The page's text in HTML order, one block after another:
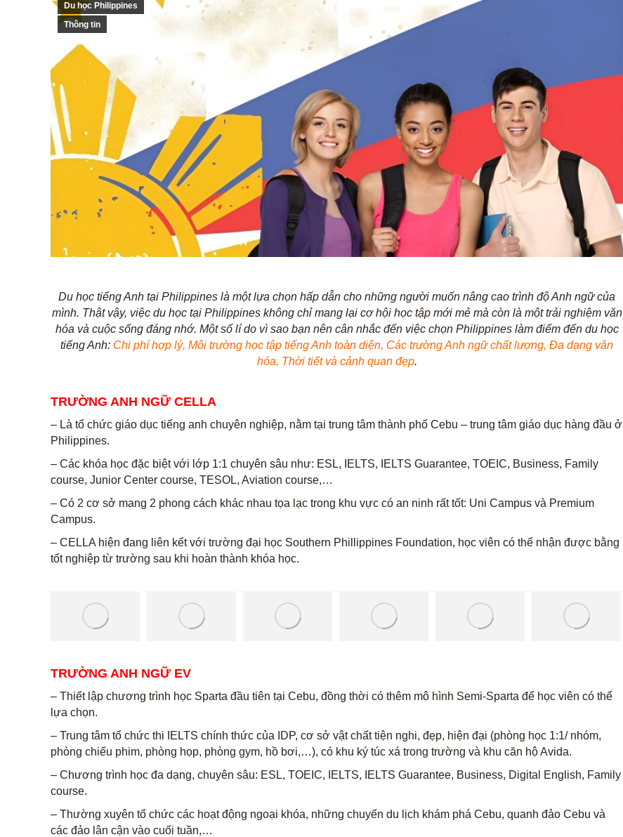
Du học Philippines
Thông tin
Du học tiếng Anh tại Philippines là một lựa chọn hấp dẫn cho những người muốn nâng cao trình độ Anh ngữ của
mình. Thật vậy, việc du học tại Philippines không chỉ mang lại cơ hội học tập mới mẻ mà còn là một trải nghiệm văn
hóa và cuộc sống đáng nhớ. Một số lí do vì sao bạn nên cân nhắc đến việc chọn Philippines làm điểm đến du học
tiếng Anh: Chi phí hợp lý, Môi trường học tập tiếng Anh toàn diện, Các trường Anh ngữ chất lượng, Đa dạng văn
hóa, Thời tiết và cảnh quan đẹp.
TRƯỜNG ANH NGỮ CELLA
– Là tổ chức giáo dục tiếng anh chuyên nghiệp, nằm tại trung tâm thành phố Cebu – trung tâm giáo dục hàng đầu ở
Philippines.
– Các khóa học đặc biệt với lớp 1:1 chuyên sâu như: ESL, IELTS, IELTS Guarantee, TOEIC, Business, Family
course, Junior Center course, TESOL, Aviation course,…
– Có 2 cơ sở mang 2 phong cách khác nhau tọa lạc trong khu vực có an ninh rất tốt: Uni Campus và Premium
Campus.
– CELLA hiện đang liên kết với trường đại học Southern Phillippines Foundation, học viên có thể nhận được bằng
tốt nghiệp từ trường sau khi hoàn thành khóa học.
TRƯỜNG ANH NGỮ EV
– Thiết lập chương trình học Sparta đầu tiên tại Cebu, đồng thời có thêm mô hình Semi-Sparta để học viên có thể
lựa chọn.
– Trung tâm tổ chức thi IELTS chính thức của IDP, cơ sở vật chất tiện nghi, đẹp, hiện đại (phòng học 1:1/ nhóm,
phòng chiếu phim, phòng họp, phòng gym, hồ bơi,…), có khu ký túc xá trong trường và khu căn hộ Avida.
– Chương trình học đa dạng, chuyên sâu: ESL, TOEIC, IELTS, IELTS Guarantee, Business, Digital English, Family
course.
– Thường xuyên tổ chức các hoạt động ngoại khóa, những chuyến du lịch khám phá Cebu, quanh đảo Cebu và
các đảo lân cận vào cuối tuần,…